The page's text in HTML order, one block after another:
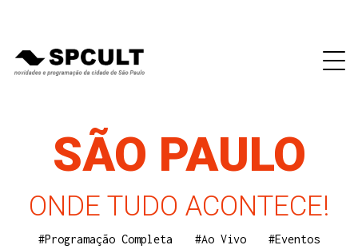
SÃO PAULO
ONDE TUDO ACONTECE!
#Programação Completa #Ao Vivo
#Eventos